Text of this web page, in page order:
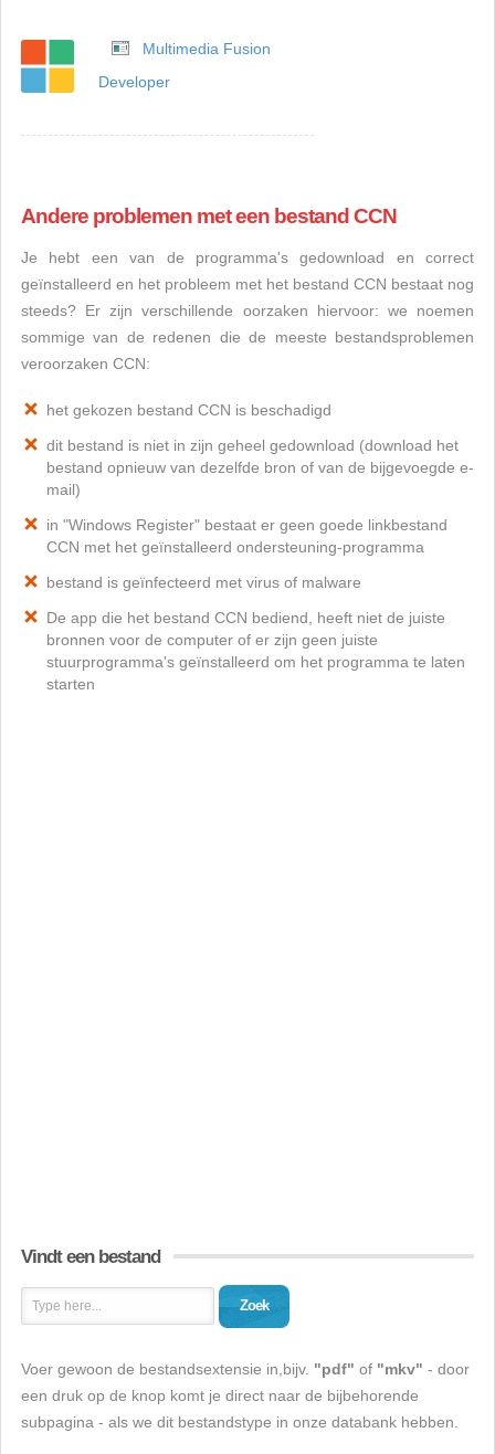
Multimedia Fusion
Developer
Andere problemen met een bestand CCN
Je hebt een van de programma's gedownload en correct
geïnstalleerd en het probleem met het bestand CCN bestaat nog
steeds? Er zijn verschillende oorzaken hiervoor: we noemen
sommige van de redenen die de meeste bestandsproblemen
veroorzaken CCN:
het gekozen bestand CCN is beschadigd
dit bestand is niet in zijn geheel gedownload (download het
bestand opnieuw van dezelfde bron of van de bijgevoegde e-
mail)
in "Windows Register" bestaat er geen goede linkbestand
CCN met het geïnstalleerd ondersteuning-programma
bestand is geïnfecteerd met virus of malware
De app die het bestand CCN bediend, heeft niet de juiste
bronnen voor de computer of er zijn geen juiste
stuurprogramma's geïnstalleerd om het programma te laten
starten
Vindt een bestand
Zoek
Voer gewoon de bestandsextensie in,bijv. "pdf" of "mkv" - door
een druk op de knop komt je direct naar de bijbehorende
subpagina - als we dit bestandstype in onze databank hebben.